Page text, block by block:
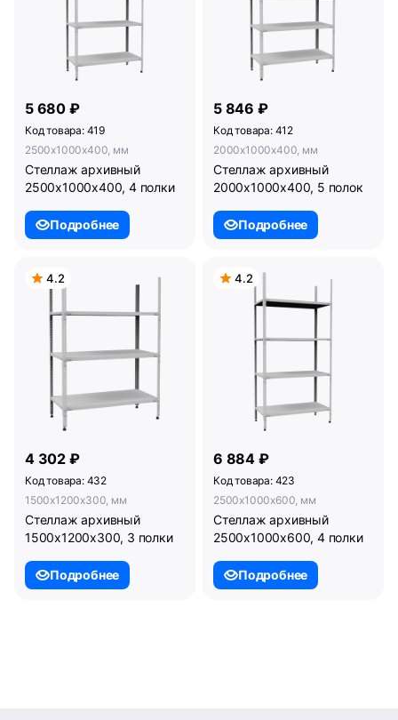
5 680 ₽
Код товара: 419
2500x1000x400, мм
Стеллаж архивный
2500х1000х400, 4 полки
Подробнее
5 846 ₽
Код товара: 412
2000x1000x400, мм
Стеллаж архивный
2000х1000х400, 5 полок
Подробнее
4.2
4 302 ₽
Код товара: 432
1500x1200x300, мм
Стеллаж архивный
1500х1200х300, 3 полки
Подробнее
4.2
6 884 ₽
Код товара: 423
2500x1000x600, мм
Стеллаж архивный
2500х1000х600, 4 полки
Подробнее